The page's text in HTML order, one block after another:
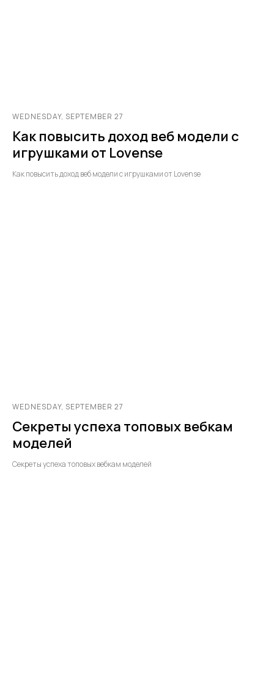
WEDNESDAY, SEPTEMBER 27
Как повысить доход веб модели с
игрушками от Lovense
Как повысить доход веб модели с игрушками от Lovense
WEDNESDAY, SEPTEMBER 27
Секреты успеха топовых вебкам
моделей
Секреты успеха топовых вебкам моделей